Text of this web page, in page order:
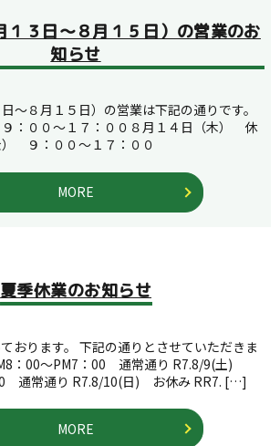
１３日～８月１５日）の営業のお
知らせ
～８月１５日）の営業は下記の通りです。
：００～１７：００８月１４日（木） 休
９：００～１７：００
MORE
夏季休業のお知らせ
おります。 下記の通りとさせていただきま
：00～PM7：00 通常通り R7.8/9(土)
通常通り R7.8/10(日) お休み RR7. […]
MORE